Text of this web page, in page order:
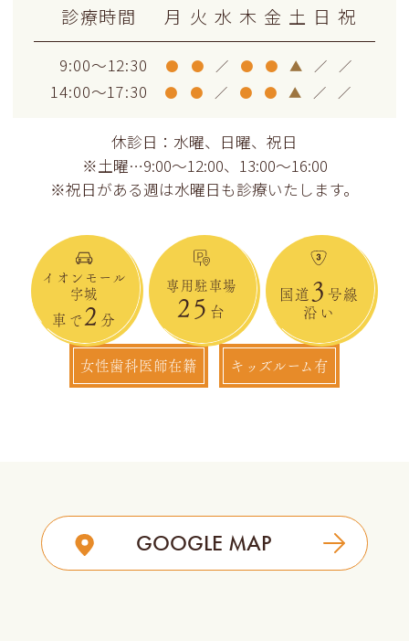
診療時間 月 火 水 木 金 土 日 祝
9:00～12:30 ● ● ／ ● ● ▲ ／ ／
14:00～17:30 ● ● ／ ● ● ▲ ／ ／
休診日：水曜、日曜、祝日
※土曜…9:00～12:00、13:00～16:00
※祝日がある週は水曜日も診療いたします。
イオンモール
宇城
車で 2 分
専用駐車場
25 台
国道 3 号線
沿い
女性歯科医師在籍 キッズルーム有
GOOGLE MAP